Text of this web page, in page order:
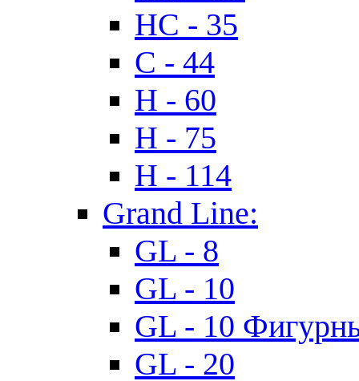
HC - 35
C - 44
H - 60
H - 75
H - 114
Grand Line:
GL - 8
GL - 10
GL - 10
GL - 20